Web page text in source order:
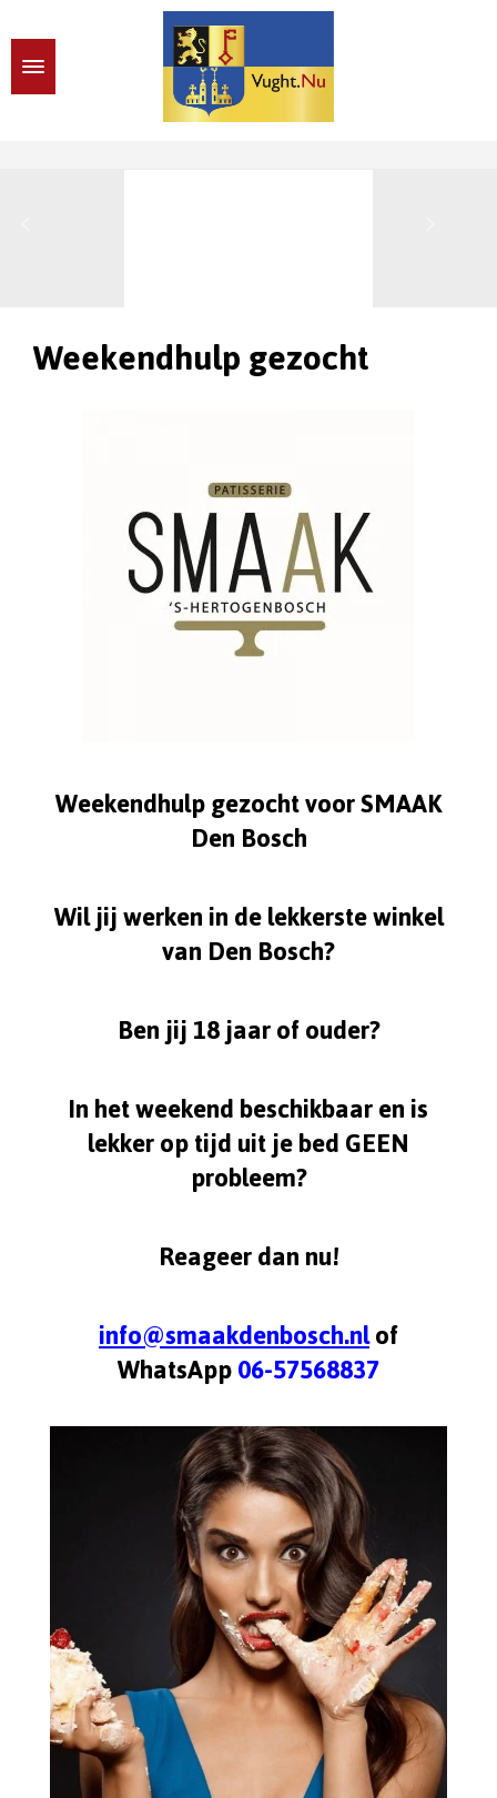
Weekendhulp gezocht
Weekendhulp gezocht voor SMAAK
Den Bosch
Wil jij werken in de lekkerste winkel
van Den Bosch?
Ben jij 18 jaar of ouder?
In het weekend beschikbaar en is
lekker op tijd uit je bed GEEN
probleem?
Reageer dan nu!
info@smaakdenbosch.nlof
WhatsApp06-57568837